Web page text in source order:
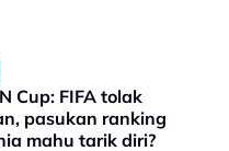
Cup: FIFA tolak
pasukan ranking
mahu tarik diri?